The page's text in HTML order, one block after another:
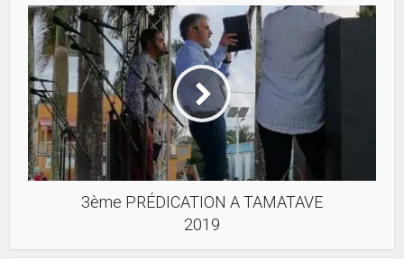
3ème PRÉDICATION A TAMATAVE
2019